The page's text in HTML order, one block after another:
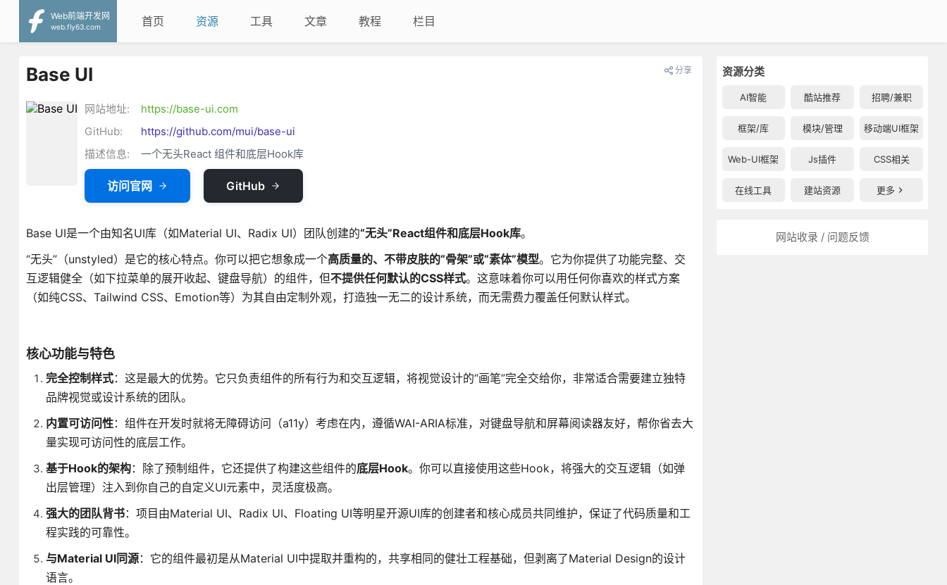
Web前端开发网
web.fly63.com
首页 资源 工具 文章 教程 栏目
资源分类
AI智能 酷站推荐 招聘/兼职
框架/库 模块/管理 移动端UI框架
Web-UI框架 Js插件 CSS相关
在线工具 建站资源 更多
网站收录 / 问题反馈
Base UI 分享
网站地址:
https://base-ui.com
GitHub:
https://github.com/mui/base-ui
描述信息:
一个无头React 组件和底层Hook库
访问官网 GitHub
Base UI是一个由知名UI库（如Material UI、Radix UI）团队创建的“无头”React组件和底层Hook库。
“无头”（unstyled）是它的核心特点。你可以把它想象成一个高质量的、不带皮肤的“骨架”或“素体”模型。它为你提供了功能完整、交
互逻辑健全（如下拉菜单的展开收起、键盘导航）的组件，但不提供任何默认的CSS样式。这意味着你可以用任何你喜欢的样式方案
（如纯CSS、Tailwind CSS、Emotion等）为其自由定制外观，打造独一无二的设计系统，而无需费力覆盖任何默认样式。
核心功能与特色
完全控制样式：这是最大的优势。它只负责组件的所有行为和交互逻辑，将视觉设计的“画笔”完全交给你，非常适合需要建立独特
品牌视觉或设计系统的团队。
内置可访问性：组件在开发时就将无障碍访问（a11y）考虑在内，遵循WAI-ARIA标准，对键盘导航和屏幕阅读器友好，帮你省去大
量实现可访问性的底层工作。
基于Hook的架构：除了预制组件，它还提供了构建这些组件的底层Hook。你可以直接使用这些Hook，将强大的交互逻辑（如弹
出层管理）注入到你自己的自定义UI元素中，灵活度极高。
强大的团队背书：项目由Material UI、Radix UI、Floating UI等明星开源UI库的创建者和核心成员共同维护，保证了代码质量和工
程实践的可靠性。
与Material UI同源：它的组件最初是从Material UI中提取并重构的，共享相同的健壮工程基础，但剥离了Material Design的设计
语言。